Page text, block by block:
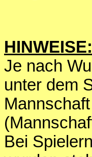
HINWEISE:
Je nach
unter dem
Bei